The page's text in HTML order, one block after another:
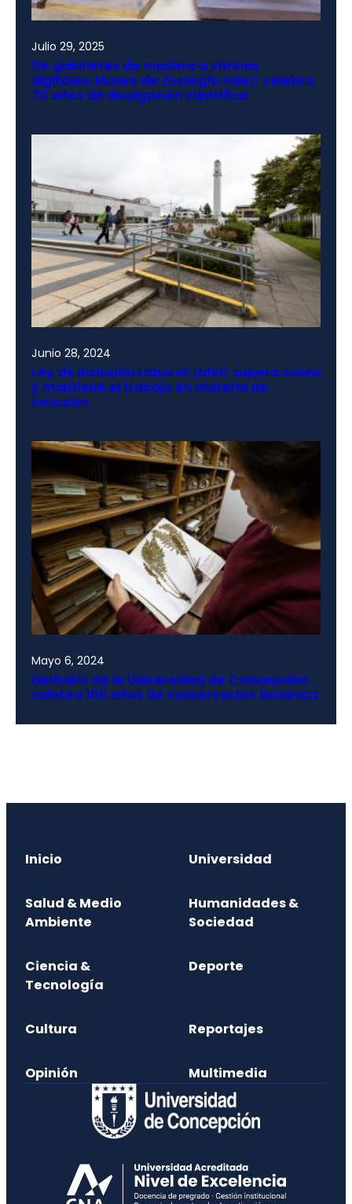
Julio 29, 2025
De gabinetes de madera a vitrinas
digitales: Museo de Zoología UdeC celebra
70 años de divulgación científica
Junio 28, 2024
Ley de Inclusión Laboral: UdeC supera cuota
y mantiene el trabajo en materia de
inclusión
Mayo 6, 2024
Herbario de la Universidad de Concepción
celebra 100 años de conservación botánica
Inicio Universidad
Salud & Medio
Ambiente
Humanidades &
Sociedad
Ciencia &
Tecnología
Deporte
Cultura Reportajes
Opinión Multimedia